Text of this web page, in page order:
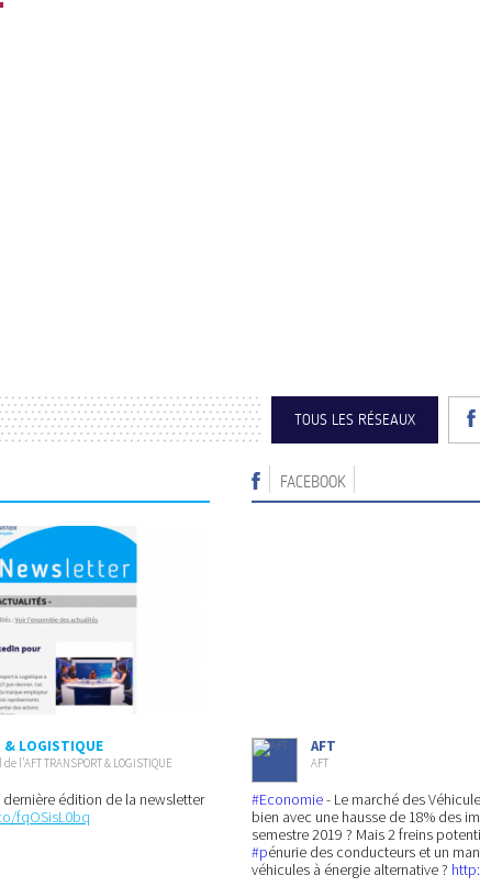
TOUS LES RÉSEAUX
& LOGISTIQUE
l’AFT TRANSPORT & LOGISTIQUE
édition de la newsletter
fqOSisL0bq
FACEBOOK
AFT
AFT
#Economie- Le marché des
bien avec une hausse de 18% des
semestre 2019 ? Mais 2 freins
#pénurie des conducteurs et un
véhicules à énergie alternative ?